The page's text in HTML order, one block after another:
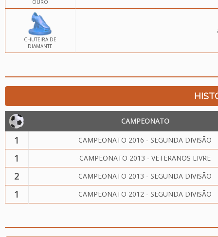
OURO
CHUTEIRA DE
DIAMANTE
CAMPEONATO
1 CAMPEONATO 2016 - SEGUNDA DIVISÃO
1 CAMPEONATO 2013 - VETERANOS LIVRE
2 CAMPEONATO 2013 - SEGUNDA DIVISÃO
1 CAMPEONATO 2012 - SEGUNDA DIVISÃO